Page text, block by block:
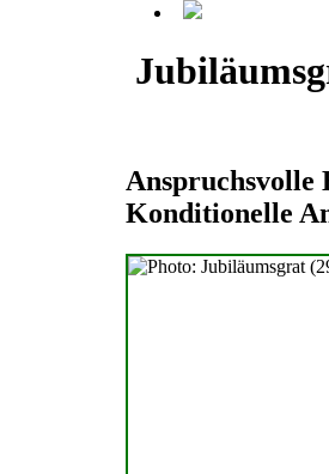
Anspruchsvolle
Konditionelle